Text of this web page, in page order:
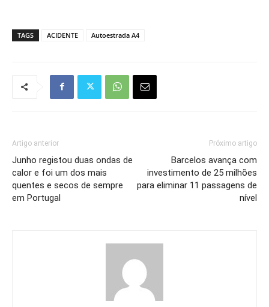
TAGS ACIDENTE Autoestrada A4
Artigo anterior
Junho registou duas ondas de
calor e foi um dos mais
quentes e secos de sempre
em Portugal
Próximo artigo
Barcelos avança com
investimento de 25 milhões
para eliminar 11 passagens de
nível